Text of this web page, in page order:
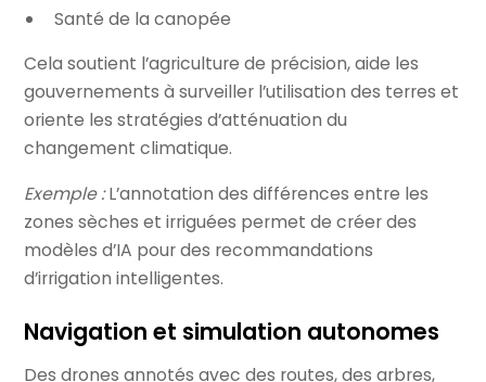
Santé de la canopée
Cela soutient l’agriculture de précision, aide les
gouvernements à surveiller l’utilisation des terres et
oriente les stratégies d’atténuation du
changement climatique.
Exemple :L’annotation des différences entre les
zones sèches et irriguées permet de créer des
modèles d’IA pour des recommandations
d’irrigation intelligentes.
Navigation et simulation autonomes
Des drones annotés avec des routes, des arbres,